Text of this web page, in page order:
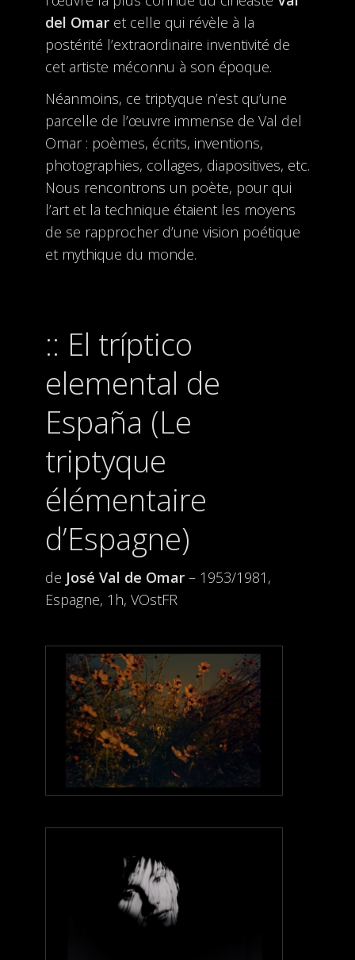
del Omaret celle qui révèle à la
postérité l’extraordinaire inventivité de
cet artiste méconnu à son époque.
Néanmoins, ce triptyque n’est qu’une
parcelle de l’œuvre immense de Val del
Omar : poèmes, écrits, inventions,
photographies, collages, diapositives, etc.
Nous rencontrons un poète, pour qui
l’art et la technique étaient les moyens
de se rapprocher d’une vision poétique
et mythique du monde.
El tríptico
elemental de
España (Le
triptyque
élémentaire
d’Espagne)
de José Val de Omar– 1953/1981,
Espagne, 1h, VOstFR